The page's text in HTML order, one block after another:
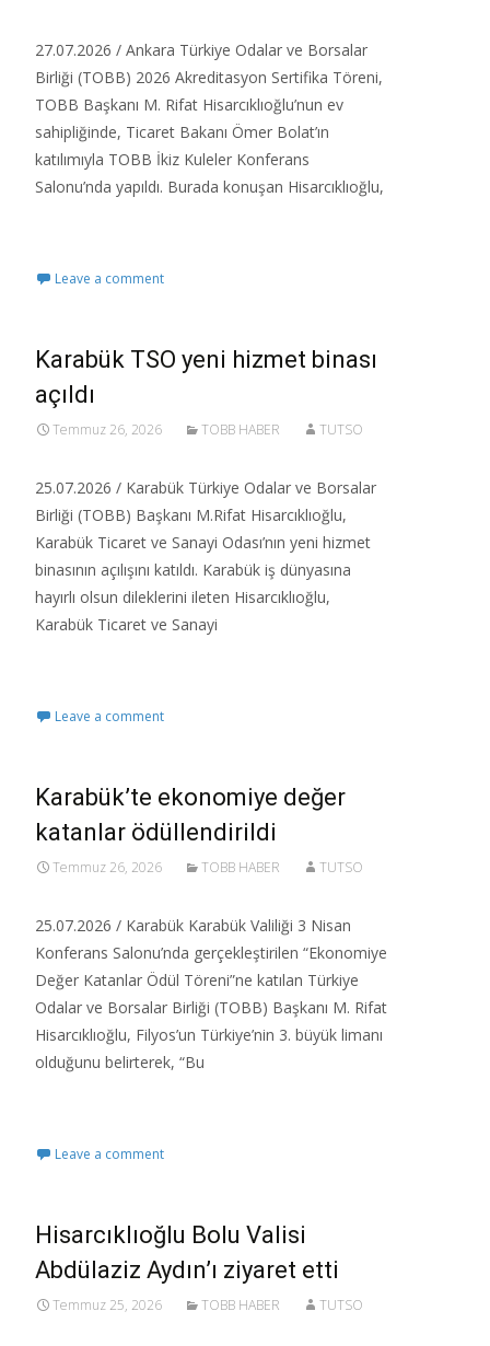
27.07.2026 / Ankara Türkiye Odalar ve Borsalar
Birliği (TOBB) 2026 Akreditasyon Sertifika Töreni,
TOBB Başkanı M. Rifat Hisarcıklıoğlu’nun ev
sahipliğinde, Ticaret Bakanı Ömer Bolat’ın
katılımıyla TOBB İkiz Kuleler Konferans
Salonu’nda yapıldı.​ Burada konuşan Hisarcıklıoğlu,
Leave a comment
Karabük TSO yeni hizmet binası
açıldı
Temmuz 26, 2026 TOBB HABER TUTSO
25.07.2026 / Karabük Türkiye Odalar ve Borsalar
Birliği (TOBB) Başkanı M.Rifat Hisarcıklıoğlu,
Karabük Ticaret ve Sanayi Odası’nın yeni hizmet
binasının açılışını katıldı.​ Karabük iş dünyasına
hayırlı olsun dileklerini ileten Hisarcıklıoğlu,
Karabük Ticaret ve Sanayi
Leave a comment
Karabük’te ekonomiye değer
katanlar ödüllendirildi
Temmuz 26, 2026 TOBB HABER TUTSO
25.07.2026 / Karabük Karabük Valiliği 3 Nisan
Konferans Salonu’nda gerçekleştirilen “Ekonomiye
Değer Katanlar Ödül Töreni”ne katılan Türkiye
Odalar ve Borsalar Birliği (TOBB) Başkanı M. Rifat
Hisarcıklıoğlu, Filyos’un Türkiye’nin 3. büyük limanı
olduğunu belirterek, “Bu
Leave a comment
Hisarcıklıoğlu Bolu Valisi
Abdülaziz Aydın’ı ziyaret etti
Temmuz 25, 2026 TOBB HABER TUTSO